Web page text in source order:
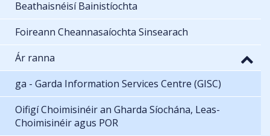
Beathaisnéisí Bainistíochta
Foireann Cheannasaíochta Sinsearach
Ár ranna
ga - Garda Information Services Centre (GISC)
Oifigí Choimisinéir an Gharda Síochána, Leas-
Choimisinéir agus POR